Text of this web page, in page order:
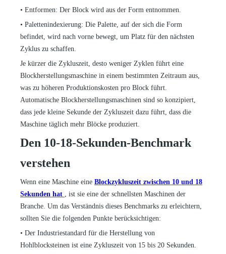
• Entformen: Der Block wird aus der Form entnommen.
• Palettenindexierung: Die Palette, auf der sich die Form
befindet, wird nach vorne bewegt, um Platz für den nächsten
Zyklus zu schaffen.
Je kürzer die Zykluszeit, desto weniger Zyklen führt eine
Blockherstellungsmaschine in einem bestimmten Zeitraum aus,
was zu höheren Produktionskosten pro Block führt.
Automatische Blockherstellungsmaschinen sind so konzipiert,
dass jede kleine Sekunde der Zykluszeit dazu führt, dass die
Maschine täglich mehr Blöcke produziert.
Den 10-18-Sekunden-Benchmark
verstehen
Wenn eine Maschine eine Blockzykluszeit zwischen 10 und 18
Sekunden hat , ist sie eine der schnellsten Maschinen der
Branche. Um das Verständnis dieses Benchmarks zu erleichtern,
sollten Sie die folgenden Punkte berücksichtigen:
• Der Industriestandard für die Herstellung von
Hohlblocksteinen ist eine Zykluszeit von 15 bis 20 Sekunden.